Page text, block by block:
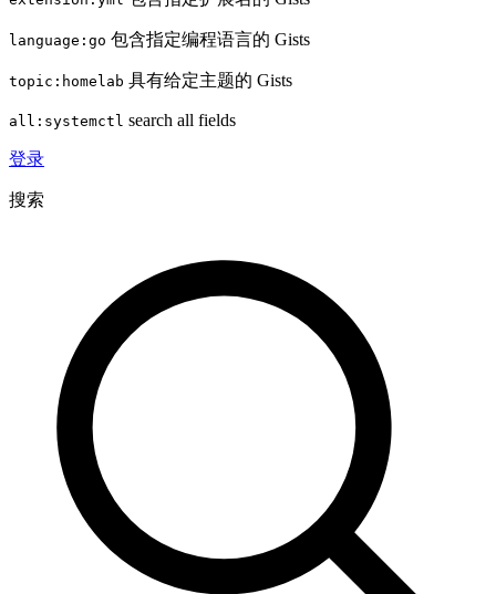
language:go 包含指定编程语言的 Gists
topic:homelab 具有给定主题的 Gists
all:systemctl search all fields
登录
搜索